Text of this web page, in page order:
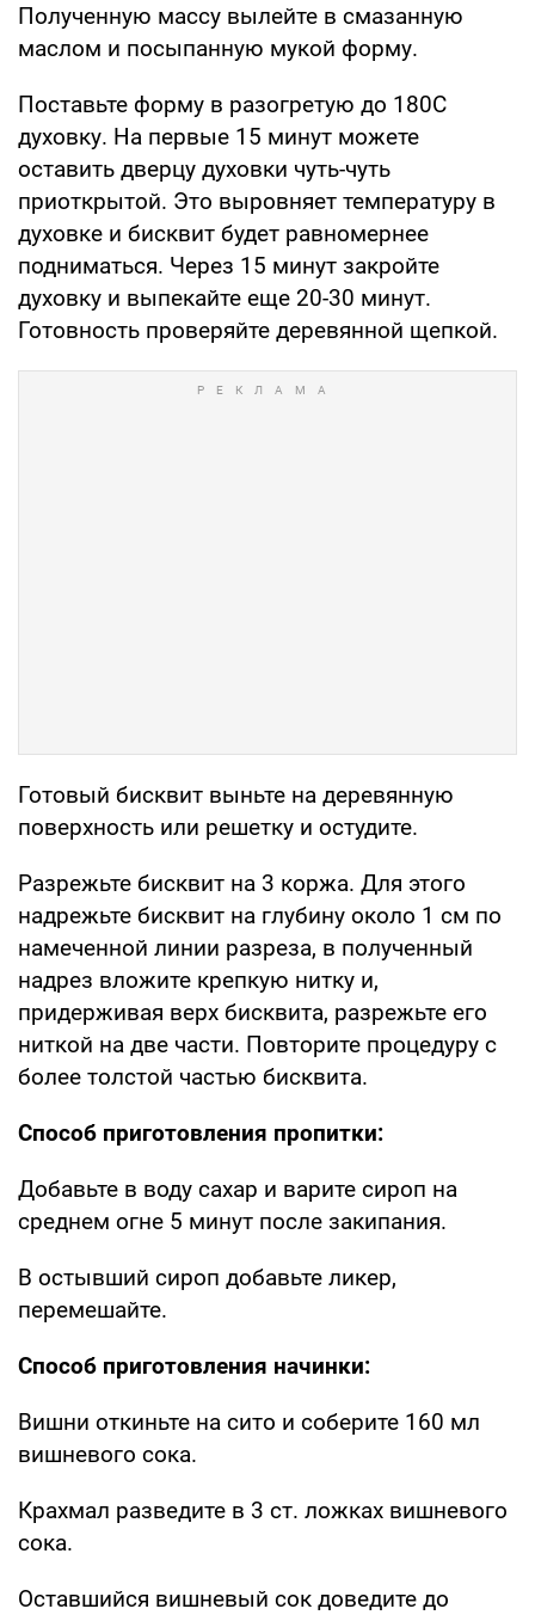
Полученную массу вылейте в смазанную
маслом и посыпанную мукой форму.
Поставьте форму в разогретую до 180С
духовку. На первые 15 минут можете
оставить дверцу духовки чуть-чуть
приоткрытой. Это выровняет температуру в
духовке и бисквит будет равномернее
подниматься. Через 15 минут закройте
духовку и выпекайте еще 20-30 минут.
Готовность проверяйте деревянной щепкой.
Готовый бисквит выньте на деревянную
поверхность или решетку и остудите.
Разрежьте бисквит на 3 коржа. Для этого
надрежьте бисквит на глубину около 1 см по
намеченной линии разреза, в полученный
надрез вложите крепкую нитку и,
придерживая верх бисквита, разрежьте его
ниткой на две части. Повторите процедуру с
более толстой частью бисквита.
Способ приготовления пропитки:
Добавьте в воду сахар и варите сироп на
среднем огне 5 минут после закипания.
В остывший сироп добавьте ликер,
перемешайте.
Способ приготовления начинки:
Вишни откиньте на сито и соберите 160 мл
вишневого сока.
Крахмал разведите в 3 ст. ложках вишневого
сока.
Оставшийся вишневый сок доведите до